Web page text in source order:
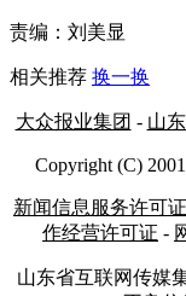
责编：刘美显
相关推荐 换一换
大众报业集团 - 山
Copyright (C)
新闻信息服务许可证
作经营许可证 -
山东省互联网传媒